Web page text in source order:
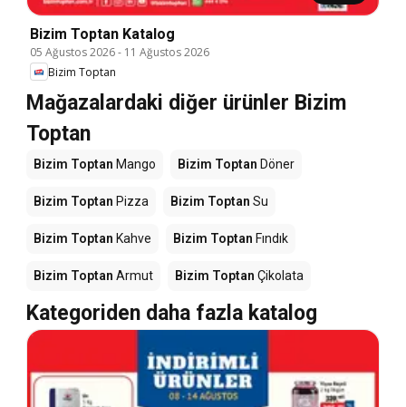
Bizim Toptan Katalog
05 Ağustos 2026- 11 Ağustos 2026
Bizim Toptan
Mağazalardaki diğer ürünler Bizim
Toptan
Bizim Toptan Mango Bizim Toptan Döner
Bizim Toptan Pizza Bizim Toptan Su
Bizim Toptan Kahve Bizim Toptan Fındık
Bizim Toptan Armut Bizim Toptan Çikolata
Kategoriden daha fazla katalog